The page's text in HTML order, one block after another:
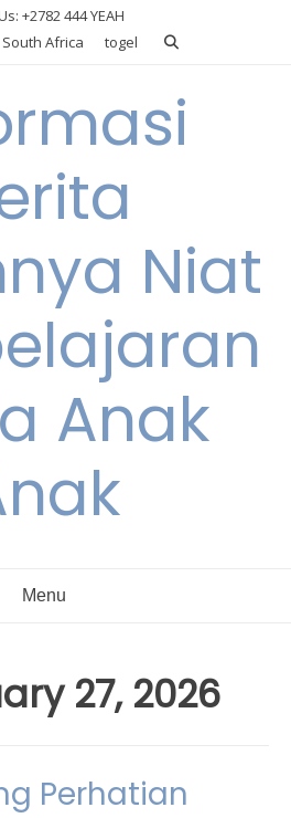
+2782 444 YEAH
Africa
togel
Niat
Anak
Menu
27, 2026
Perhatian